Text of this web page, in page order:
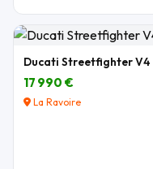
Ducati Streetfighter V4
17 990 €
La Ravoire